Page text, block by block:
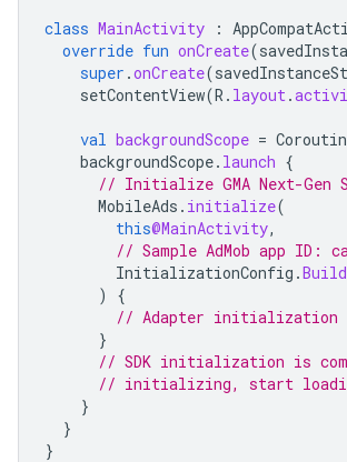
class MainActivity :
override fun onCreate(
super .onCreate(
setContentView(R . layout.
val backgroundScope =
backgroundScope. launch {
// Initialize GMA Next-Gen
MobileAds . initialize(
this@MainActivity,
// Sample AdMob app ID:
InitializationConfig .
)
{
// Adapter initialization
}
// SDK initialization is
// initializing, start
}
}
}